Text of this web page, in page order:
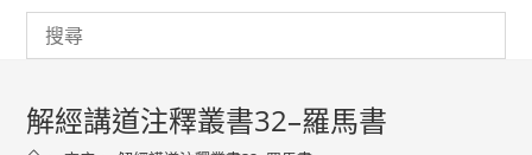
解經講道注釋叢書32–羅馬書